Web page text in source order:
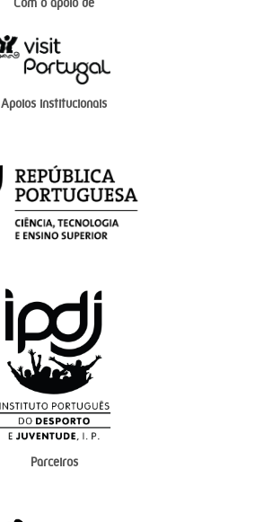
Com o apoio de
Apoios institucionais
Parceiros